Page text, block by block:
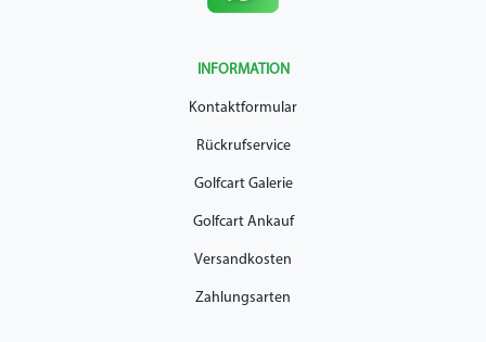
INFORMATION
Kontaktformular
Rückrufservice
Golfcart Galerie
Golfcart Ankauf
Versandkosten
Zahlungsarten